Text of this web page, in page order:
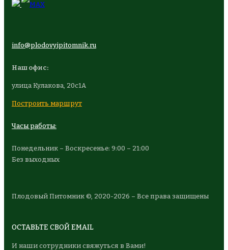
info@plodovyipitomnik.ru
Наш офис:
улица Кулакова, 20с1А
Построить маршрут
Часы работы:
Понедельник – Воскресенье: 9:00 – 21:00
Без выходных
Плодовый Питомник ©, 2020-2026 – Все права защищены
ОСТАВЬТЕ СВОЙ EMAIL
И наши сотрудники свяжуться в Вами!